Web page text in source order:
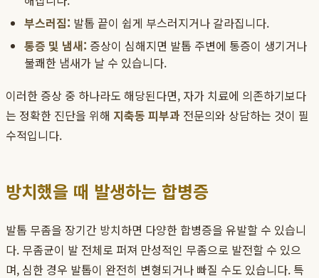
부스러짐: 발톱 끝이 쉽게 부스러지거나 갈라집니다.
통증 및 냄새: 증상이 심해지면 발톱 주변에 통증이 생기거나
불쾌한 냄새가 날 수 있습니다.
이러한 증상 중 하나라도 해당된다면, 자가 치료에 의존하기보다
는 정확한 진단을 위해 지축동 피부과 전문의와 상담하는 것이 필
수적입니다.
방치했을 때 발생하는 합병증
발톱 무좀을 장기간 방치하면 다양한 합병증을 유발할 수 있습니
다. 무좀균이 발 전체로 퍼져 만성적인 무좀으로 발전할 수 있으
며, 심한 경우 발톱이 완전히 변형되거나 빠질 수도 있습니다. 특